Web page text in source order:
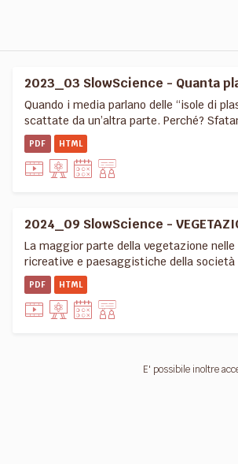
2023_03 SlowScience - Quanta
Quando i media parlano delle “isole di
scattate da un’altra parte. Perché?
PDF HTML
2024_09 SlowScience -
La maggior parte della vegetazione
ricreative e paesaggistiche della società
PDF HTML
E' possibile inoltre